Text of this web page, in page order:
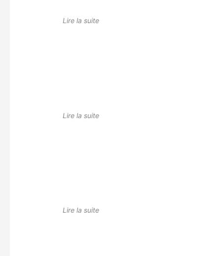
Lire la suite
Lire la suite
Lire la suite